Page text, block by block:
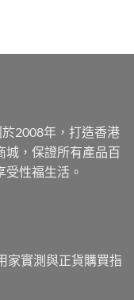
2008年，打造香港
城，保證所有產品百
性福生活。
家實測與正貨購買指